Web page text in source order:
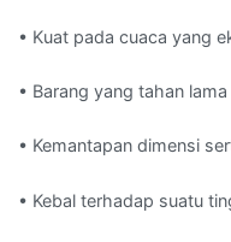
• Kuat pada cuaca yang
• Barang yang tahan
• Kemantapan dimensi
• Kebal terhadap suatu